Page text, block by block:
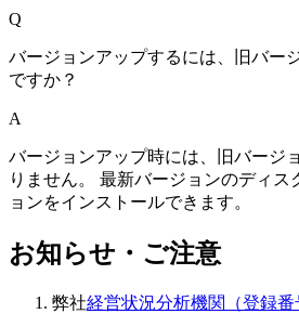
Q
バージョンアップするには、旧バー
ですか？
A
バージョンアップ時には、旧バージ
りません。 最新バージョンのディス
ョンをインストールできます。
お知らせ・ご注意
弊社経営状況分析機関（登録番